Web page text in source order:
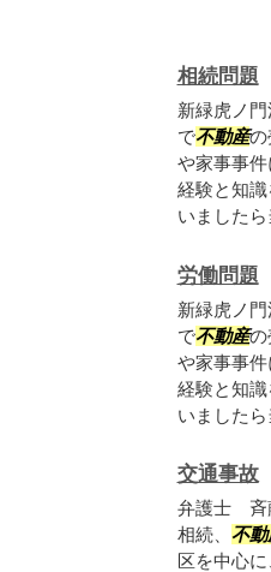
相続問題
新緑虎ノ
で不動産の
や家事事
経験と知
いました
労働問題
新緑虎ノ
で不動産の
や家事事
経験と知
いました
交通事故
弁護士 斉
相続、 不動
区を中心